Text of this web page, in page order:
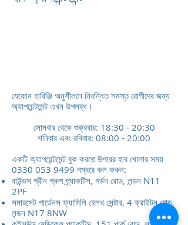
যেকোন হারিঞ্জি অনুশীলনে নিবন্ধিত সমস্ত রোগীদের জন্য
অ্যাপয়েন্টমেন্ট এখন উপলব্ধ।
সোমবার থেকে শুক্রবার: 18:30 - 20:30
শনিবার এবং রবিবার: 08:00 - 20:00
একটি অ্যাপয়েন্টমেন্ট বুক করতে উপরের হাব খোলার সময়
0330 053 9499 নম্বরে কল করুন:
বাউন্ডস গ্রীন গ্রুপ প্র্যাকটিস, গর্ডন রোড, লন্ডন N11
2PF
সমারসেট গার্ডেনস ফ্যামিলি হেলথ সেন্টার, 4 ক্রাইটন রোড,
লন্ডন N17 8NW